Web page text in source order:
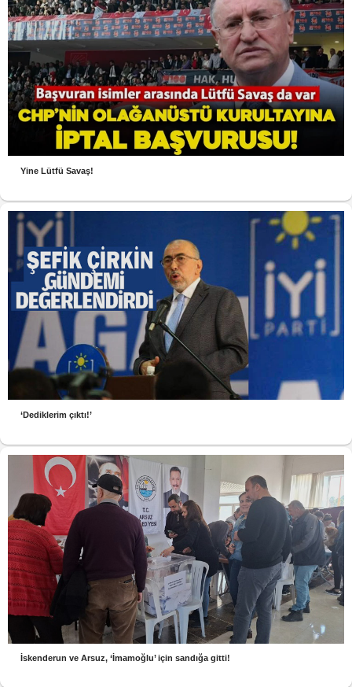
Yine Lütfü Savaş!
‘Dediklerim çıktı!’
İskenderun ve Arsuz, ‘İmamoğlu’ için sandığa gitti!